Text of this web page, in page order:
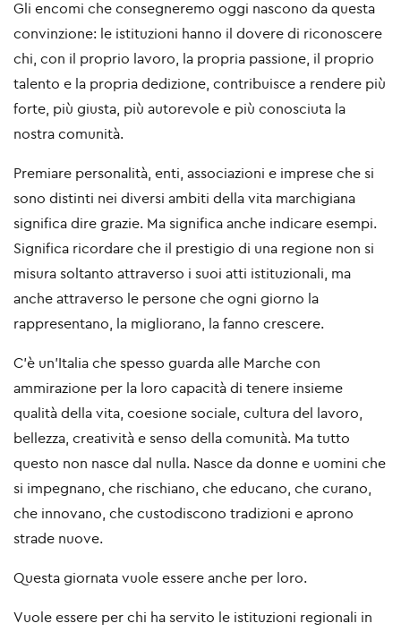
Gli encomi che consegneremo oggi nascono da questa
convinzione: le istituzioni hanno il dovere di riconoscere
chi, con il proprio lavoro, la propria passione, il proprio
talento e la propria dedizione, contribuisce a rendere più
forte, più giusta, più autorevole e più conosciuta la
nostra comunità.
Premiare personalità, enti, associazioni e imprese che si
sono distinti nei diversi ambiti della vita marchigiana
significa dire grazie. Ma significa anche indicare esempi.
Significa ricordare che il prestigio di una regione non si
misura soltanto attraverso i suoi atti istituzionali, ma
anche attraverso le persone che ogni giorno la
rappresentano, la migliorano, la fanno crescere.
C’è un’Italia che spesso guarda alle Marche con
ammirazione per la loro capacità di tenere insieme
qualità della vita, coesione sociale, cultura del lavoro,
bellezza, creatività e senso della comunità. Ma tutto
questo non nasce dal nulla. Nasce da donne e uomini che
si impegnano, che rischiano, che educano, che curano,
che innovano, che custodiscono tradizioni e aprono
strade nuove.
Questa giornata vuole essere anche per loro.
Vuole essere per chi ha servito le istituzioni regionali in